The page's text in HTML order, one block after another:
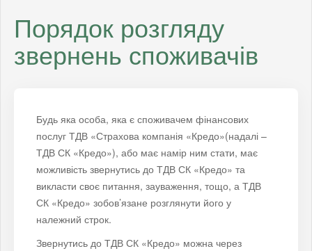
Порядок розгляду
звернень споживачів
Будь яка особа, яка є споживачем фінансових
послуг ТДВ «Страхова компанія «Кредо»(надалі –
ТДВ СК «Кредо»), або має намір ним стати, має
можливість звернутись до ТДВ СК «Кредо» та
викласти своє питання, зауваження, тощо, а ТДВ
СК «Кредо» зобов’язане розглянути його у
належний строк.
Звернутись до ТДВ СК «Кредо» можна через